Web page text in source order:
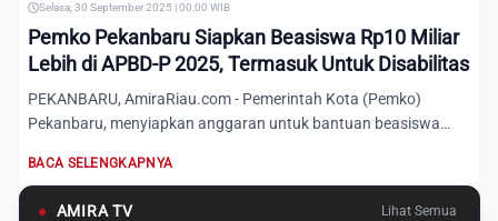
Selasa, 30 September 2025 | 00:00 WIB
Pemko Pekanbaru Siapkan Beasiswa Rp10 Miliar
Lebih di APBD-P 2025, Termasuk Untuk Disabilitas
PEKANBARU, AmiraRiau.com - Pemerintah Kota (Pemko)
Pekanbaru, menyiapkan anggaran untuk bantuan beasiswa
BACA SELENGKAPNYA
● AMIRA TV Lihat Semua